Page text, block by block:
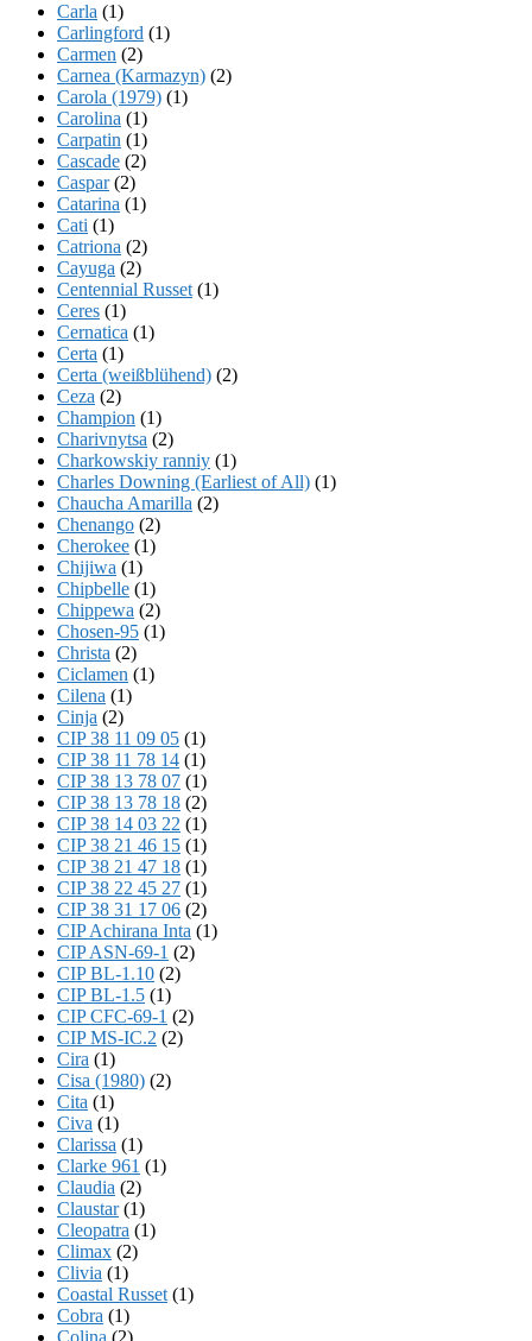
Carla (1)
Carlingford (1)
Carmen (2)
Carnea (Karmazyn) (2)
Carola (1979) (1)
Carolina (1)
Carpatin (1)
Cascade (2)
Caspar(2)
Catarina (1)
Cati (1)
Catriona (2)
Cayuga (2)
Centennial Russet (1)
Ceres (1)
Cernatica (1)
Certa (1)
Certa (weißblühend) (2)
Ceza (2)
Champion (1)
Charivnytsa (2)
Charkowskiy ranniy (1)
Charles Downing (Earliest of All) (1)
Chaucha Amarilla (2)
Chenango (2)
Cherokee (1)
Chijiwa (1)
Chipbelle (1)
Chippewa (2)
Chosen-95 (1)
Christa (2)
Ciclamen (1)
Cilena (1)
Cinja (2)
CIP 38 11 09 05 (1)
CIP 38 11 78 14 (1)
CIP 38 13 78 07 (1)
CIP 38 13 78 18 (2)
CIP 38 14 03 22 (1)
CIP 38 21 46 15 (1)
CIP 38 21 47 18 (1)
CIP 38 22 45 27 (1)
CIP 38 31 17 06 (2)
CIP Achirana Inta (1)
CIP ASN-69-1 (2)
CIP BL-1.10 (2)
CIP BL-1.5 (1)
CIP CFC-69-1 (2)
CIP MS-IC.2 (2)
Cira (1)
Cisa (1980) (2)
Cita (1)
Civa (1)
Clarissa (1)
Clarke 961 (1)
Claudia (2)
Claustar(1)
Cleopatra (1)
Climax (2)
Clivia (1)
Coastal Russet (1)
Cobra (1)
Colina (2)